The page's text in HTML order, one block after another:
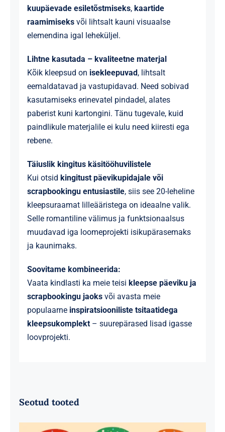
kuupäevade esiletõstmiseks, kaartide
raamimiseksvõi lihtsalt kauni visuaalse
elemendina igal leheküljel.
Lihtne kasutada – kvaliteetne materjal
Kõik kleepsud on isekleepuvad, lihtsalt
eemaldatavad ja vastupidavad. Need sobivad
kasutamiseks erinevatel pindadel, alates
paberist kuni kartongini. Tänu tugevale, kuid
paindlikule materjalile ei kulu need kiiresti ega
rebene.
Täiuslik kingitus käsitööhuvilistele
Kui otsid kingitust päevikupidajale või
scrapbookingu entusiastile, siis see 20-leheline
kleepsuraamat lilleääristega on ideaalne valik.
Selle romantiline välimus ja funktsionaalsus
muudavad iga loomeprojekti isikupärasemaks
ja kaunimaks.
Soovitame kombineerida:
Vaata kindlasti ka meie teisi kleepse päeviku ja
scrapbookingu jaoksvõi avasta meie
populaarne inspiratsiooniliste tsitaatidega
kleepsukomplekt– suurepärased lisad igasse
loovprojekti.
Seotud tooted